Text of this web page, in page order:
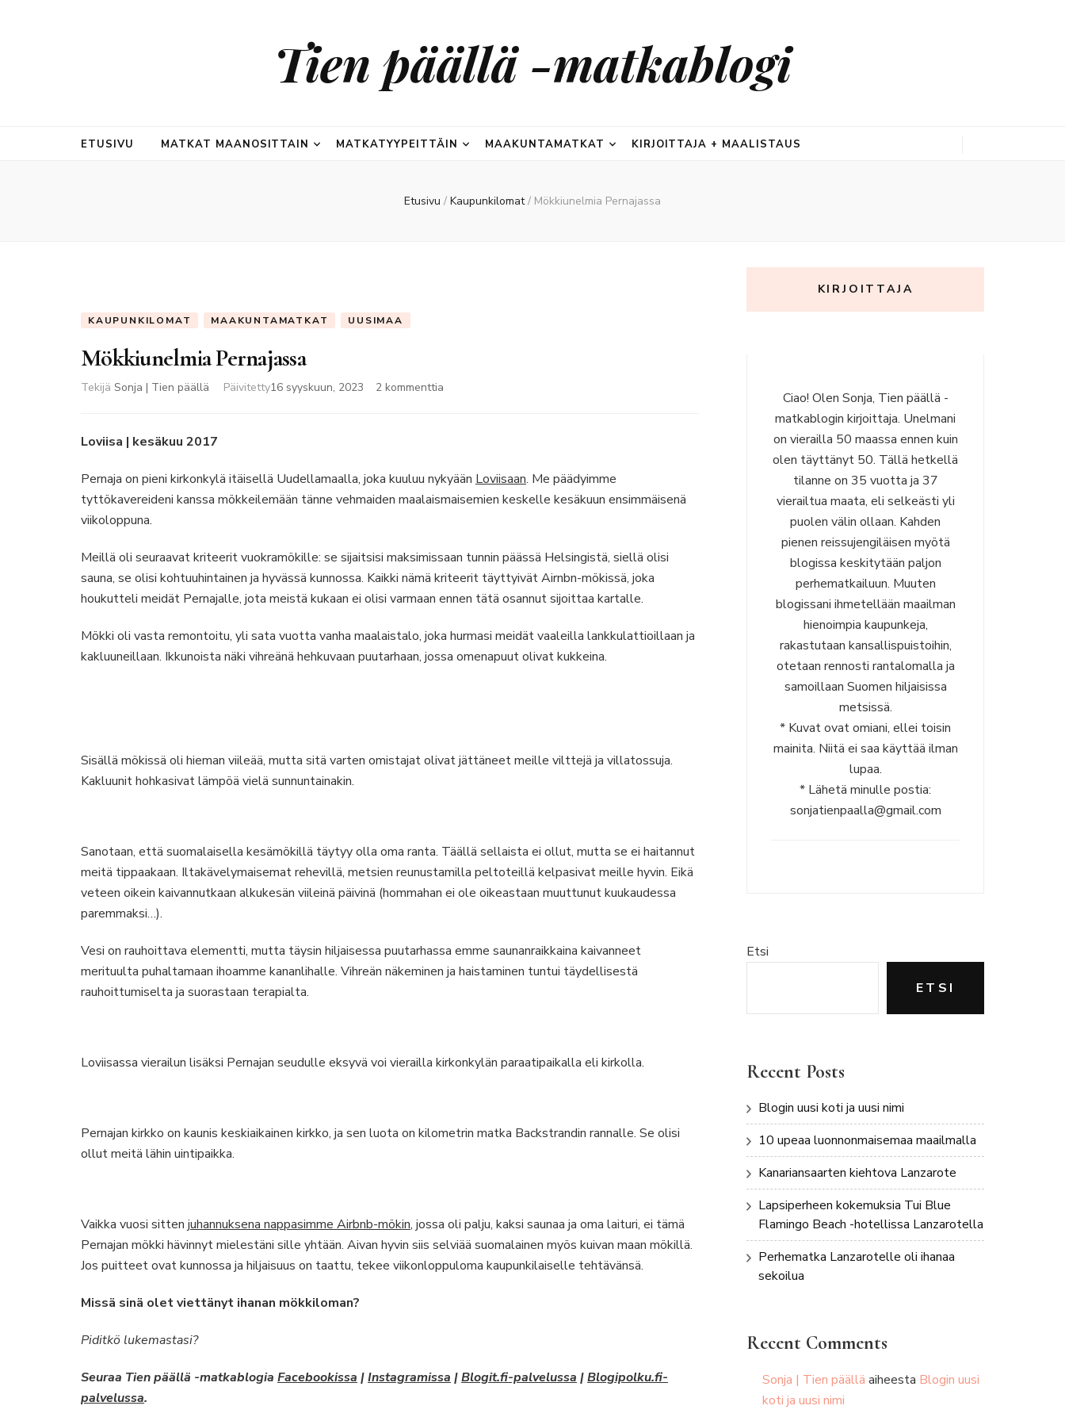
Tien päällä -matkablogi
ETUSIVU MATKAT MAANOSITTAIN MATKATYYPEITTÄIN MAAKUNTAMATKAT KIRJOITTAJA + MAALISTAUS
Etusivu / Kaupunkilomat/ Mökkiunelmia Pernajassa
KAUPUNKILOMAT MAAKUNTAMATKAT UUSIMAA
Mökkiunelmia Pernajassa
Tekijä Sonja | Tien päällä Päivitetty16 syyskuun, 2023 2 kommenttia
Loviisa | kesäkuu 2017
Pernaja on pieni kirkonkylä itäisellä Uudellamaalla, joka kuuluu nykyään Loviisaan. Me päädyimme
tyttökavereideni kanssa mökkeilemään tänne vehmaiden maalaismaisemien keskelle kesäkuun ensimmäisenä
viikoloppuna.
Meillä oli seuraavat kriteerit vuokramökille: se sijaitsisi maksimissaan tunnin päässä Helsingistä, siellä olisi
sauna, se olisi kohtuuhintainen ja hyvässä kunnossa. Kaikki nämä kriteerit täyttyivät Airnbn-mökissä, joka
houkutteli meidät Pernajalle, jota meistä kukaan ei olisi varmaan ennen tätä osannut sijoittaa kartalle.
Mökki oli vasta remontoitu, yli sata vuotta vanha maalaistalo, joka hurmasi meidät vaaleilla lankkulattioillaan ja
kakluuneillaan. Ikkunoista näki vihreänä hehkuvaan puutarhaan, jossa omenapuut olivat kukkeina.
Sisällä mökissä oli hieman viileää, mutta sitä varten omistajat olivat jättäneet meille vilttejä ja villatossuja.
Kakluunit hohkasivat lämpöä vielä sunnuntainakin.
Sanotaan, että suomalaisella kesämökillä täytyy olla oma ranta. Täällä sellaista ei ollut, mutta se ei haitannut
meitä tippaakaan. Iltakävelymaisemat rehevillä, metsien reunustamilla peltoteillä kelpasivat meille hyvin. Eikä
veteen oikein kaivannutkaan alkukesän viileinä päivinä (hommahan ei ole oikeastaan muuttunut kuukaudessa
paremmaksi…).
Vesi on rauhoittava elementti, mutta täysin hiljaisessa puutarhassa emme saunanraikkaina kaivanneet
merituulta puhaltamaan ihoamme kananlihalle. Vihreän näkeminen ja haistaminen tuntui täydellisestä
rauhoittumiselta ja suorastaan terapialta.
Loviisassa vierailun lisäksi Pernajan seudulle eksyvä voi vierailla kirkonkylän paraatipaikalla eli kirkolla.
Pernajan kirkko on kaunis keskiaikainen kirkko, ja sen luota on kilometrin matka Backstrandin rannalle. Se olisi
ollut meitä lähin uintipaikka.
Vaikka vuosi sitten juhannuksena nappasimme Airbnb-mökin, jossa oli palju, kaksi saunaa ja oma laituri, ei tämä
Pernajan mökki hävinnyt mielestäni sille yhtään. Aivan hyvin siis selviää suomalainen myös kuivan maan mökillä.
Jos puitteet ovat kunnossa ja hiljaisuus on taattu, tekee viikonloppuloma kaupunkilaiselle tehtävänsä.
Missä sinä olet viettänyt ihanan mökkiloman?
Piditkö lukemastasi?
Seuraa Tien päällä -matkablogia Facebookissa |Instagramissa |Blogit.fi-palvelussa |Blogipolku.fi-
palvelussa.
KIRJOITTAJA
Ciao! Olen Sonja, Tien päällä -
matkablogin kirjoittaja. Unelmani
on vierailla 50 maassa ennen kuin
olen täyttänyt 50. Tällä hetkellä
tilanne on 35 vuotta ja 37
vierailtua maata, eli selkeästi yli
puolen välin ollaan. Kahden
pienen reissujengiläisen myötä
blogissa keskitytään paljon
perhematkailuun. Muuten
blogissani ihmetellään maailman
hienoimpia kaupunkeja,
rakastutaan kansallispuistoihin,
otetaan rennosti rantalomalla ja
samoillaan Suomen hiljaisissa
metsissä.
* Kuvat ovat omiani, ellei toisin
mainita. Niitä ei saa käyttää ilman
lupaa.
* Lähetä minulle postia:
sonjatienpaalla@gmail.com
Etsi
ETSI
Recent Posts
Blogin uusi koti ja uusi nimi
10 upeaa luonnonmaisemaa maailmalla
Kanariansaarten kiehtova Lanzarote
Lapsiperheen kokemuksia Tui Blue
Flamingo Beach -hotellissa Lanzarotella
Perhematka Lanzarotelle oli ihanaa
sekoilua
Recent Comments
Sonja | Tien päällä aiheesta Blogin uusi
koti ja uusi nimi